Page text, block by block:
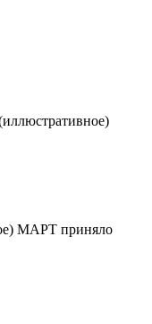
МАРТ приняло